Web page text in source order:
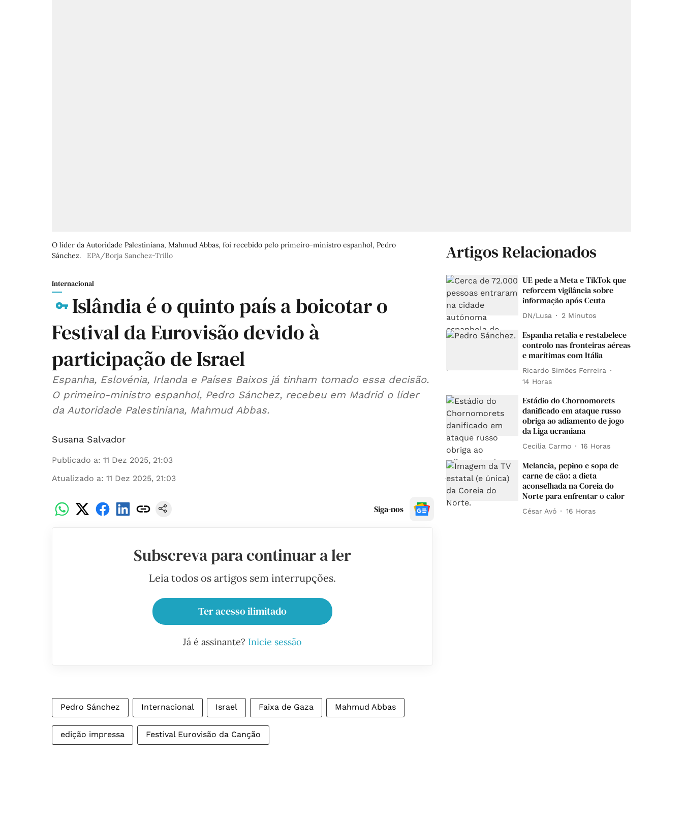
O líder da Autoridade Palestiniana, Mahmud Abbas, foi recebido pelo primeiro-ministro espanhol, Pedro
Sánchez.
EPA/Borja Sanchez-Trillo
Internacional
Islândia é o quinto país a boicotar o
Festival da Eurovisão devido à
participação de Israel
Espanha, Eslovénia, Irlanda e Países Baixos já tinham tomado essa decisão.
O primeiro-ministro espanhol, Pedro Sánchez, recebeu em Madrid o líder
da Autoridade Palestiniana, Mahmud Abbas.
Susana Salvador
Publicado a: 11 Dez 2025, 21:03
Atualizado a: 11 Dez 2025, 21:03
Siga-nos
Subscreva para continuar a ler
Leia todos os artigos sem interrupções.
Ter acesso ilimitado
Já é assinante? Inicie sessão
Pedro Sánchez Internacional Israel Faixa de Gaza Mahmud Abbas
edição impressa Festival Eurovisão da Canção
Artigos Relacionados
UE pede a Meta e TikTok que
reforcem vigilância sobre
informação após Ceuta
DN/Lusa 2 Minutos
Espanha retalia e restabelece
controlo nas fronteiras aéreas
e marítimas com Itália
Ricardo Simões Ferreira
14 Horas
Estádio do Chornomorets
danificado em ataque russo
obriga ao adiamento de jogo
da Liga ucraniana
Cecília Carmo 16 Horas
Melancia, pepino e sopa de
carne de cão: a dieta
aconselhada na Coreia do
Norte para enfrentar o calor
César Avó 16 Horas